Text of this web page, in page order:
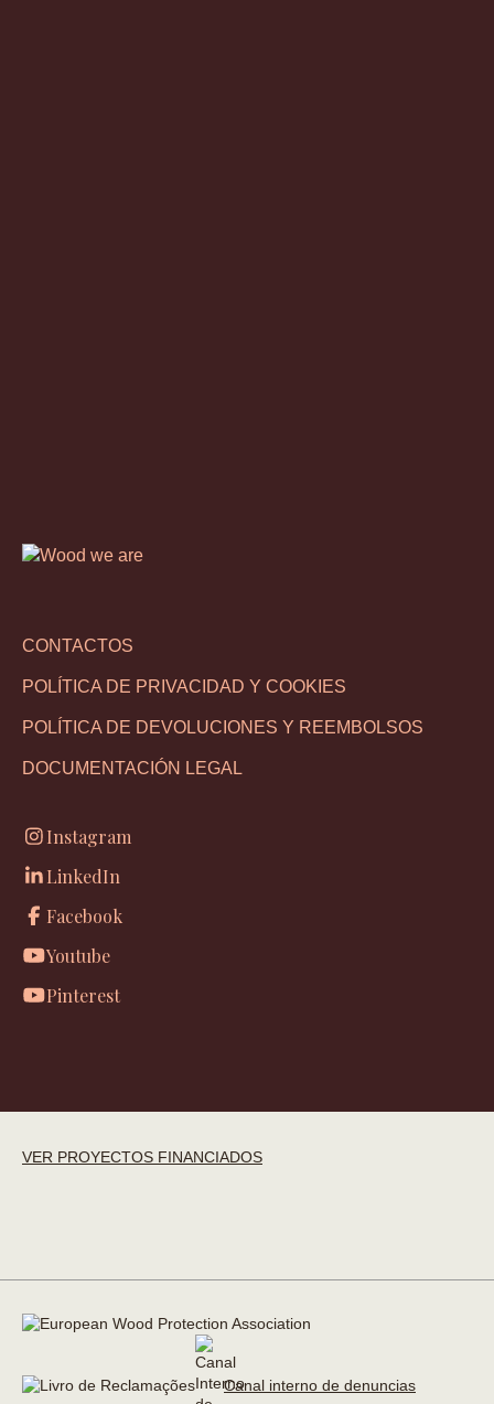
CONTACTOS
POLÍTICA DE PRIVACIDAD Y COOKIES
POLÍTICA DE DEVOLUCIONES Y REEMBOLSOS
DOCUMENTACIÓN LEGAL
Instagram
LinkedIn
Facebook
Youtube
Pinterest
VER PROYECTOS FINANCIADOS
Canal interno de denuncias